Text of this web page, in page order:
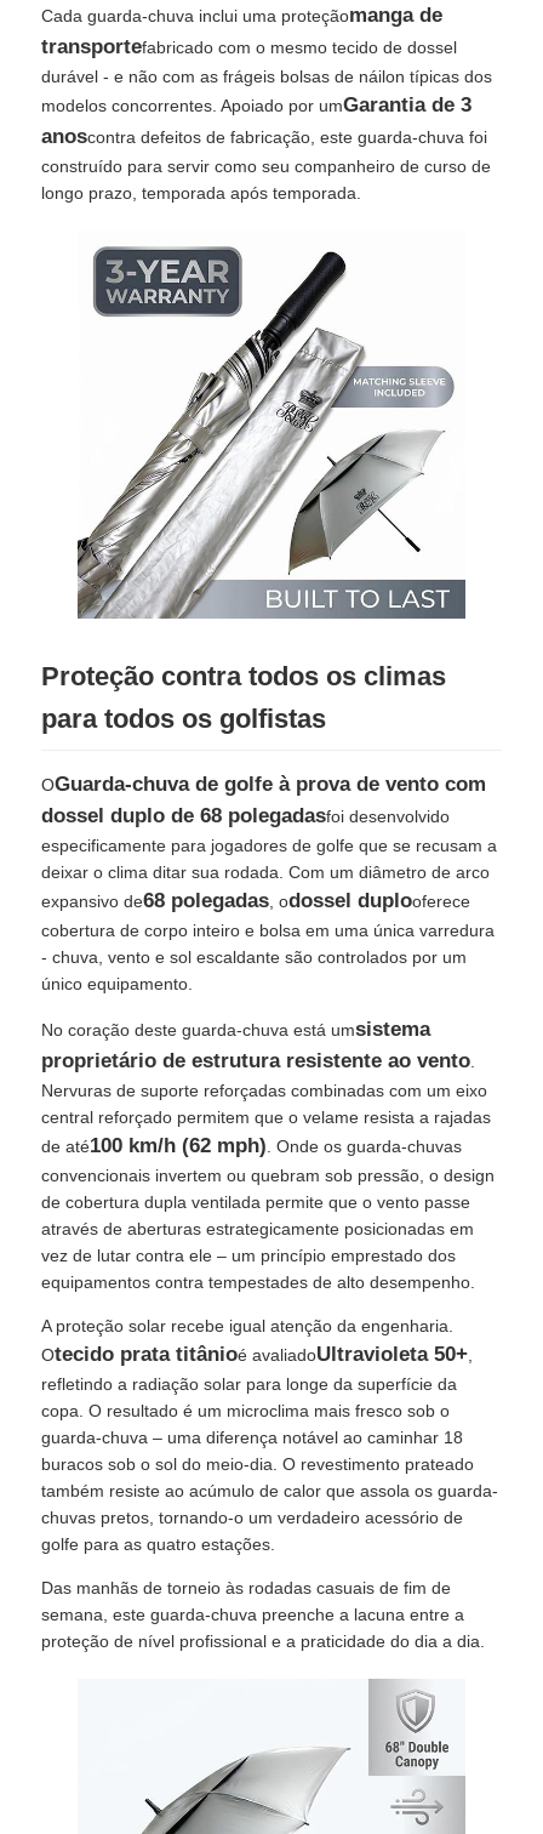
Cada guarda-chuva inclui uma proteçãomanga de
transportefabricado com o mesmo tecido de dossel
durável - e não com as frágeis bolsas de náilon típicas dos
modelos concorrentes. Apoiado por umGarantia de 3
anoscontra defeitos de fabricação, este guarda-chuva foi
construído para servir como seu companheiro de curso de
longo prazo, temporada após temporada.
Proteção contra todos os climas
para todos os golfistas
OGuarda-chuva de golfe à prova de vento com
dossel duplo de 68 polegadasfoi desenvolvido
especificamente para jogadores de golfe que se recusam a
deixar o clima ditar sua rodada. Com um diâmetro de arco
expansivo de68 polegadas , odossel duplooferece
cobertura de corpo inteiro e bolsa em uma única varredura
- chuva, vento e sol escaldante são controlados por um
único equipamento.
No coração deste guarda-chuva está umsistema
proprietário de estrutura resistente ao vento
Nervuras de suporte reforçadas combinadas com um eixo
central reforçado permitem que o velame resista a rajadas
de até100 km/h (62 mph) . Onde os guarda-chuvas
convencionais invertem ou quebram sob pressão, o design
de cobertura dupla ventilada permite que o vento passe
através de aberturas estrategicamente posicionadas em
vez de lutar contra ele – um princípio emprestado dos
equipamentos contra tempestades de alto desempenho.
A proteção solar recebe igual atenção da engenharia.
Otecido prata titânioé avaliadoUltravioleta 50+
refletindo a radiação solar para longe da superfície da
copa. O resultado é um microclima mais fresco sob o
guarda-chuva – uma diferença notável ao caminhar 18
buracos sob o sol do meio-dia. O revestimento prateado
também resiste ao acúmulo de calor que assola os guarda-
chuvas pretos, tornando-o um verdadeiro acessório de
golfe para as quatro estações.
Das manhãs de torneio às rodadas casuais de fim de
semana, este guarda-chuva preenche a lacuna entre a
proteção de nível profissional e a praticidade do dia a dia.